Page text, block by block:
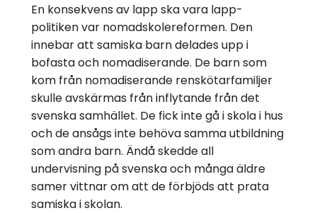
En konsekvens av lapp ska vara lapp-
politiken var nomadskolereformen. Den
innebar att samiska barn delades upp i
bofasta och nomadiserande. De barn som
kom från nomadiserande renskötarfamiljer
skulle avskärmas från inflytande från det
svenska samhället. De fick inte gå i skola i hus
och de ansågs inte behöva samma utbildning
som andra barn. Ändå skedde all
undervisning på svenska och många äldre
samer vittnar om att de förbjöds att prata
samiska i skolan.